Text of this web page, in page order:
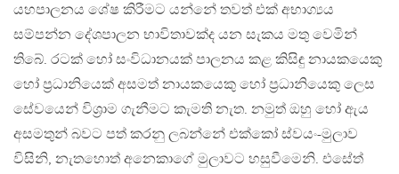
යහපාලනය ශේෂ කිරීමට යන්නේ තවත් එක් අභාග්‍යය
සම්පන්න දේශපාලන භාවිතාවක්ද යන සැකය මතු වෙමින්
තිබේ. රටක් හෝ සංවිධානයක් පාලනය කළ කිසිඳු නායකයෙකු
හෝ ප්‍රධානියෙක් අසමත් නායකයෙකු හෝ ප්‍රධානියෙකු ලෙස
සේවයෙන් විශ්‍රාම ගැනීමට කැමති නැත. නමුත් ඔහු හෝ ඇය
අසමතුන් බවට පත් කරනු ලබන්නේ එක්කෝ ස්වයං-මුලාව
විසිනි, නැතහොත් අනෙකාගේ මුලාවට හසුවීමෙනි. එසේත්